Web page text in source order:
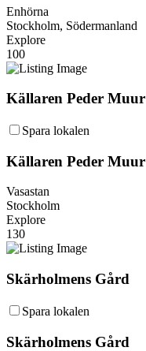
Enhörna
Stockholm, Södermanland
Explore
100
Källaren Peder Muur
Spara lokalen
Källaren Peder Muur
Vasastan
Stockholm
Explore
130
Skärholmens Gård
Spara lokalen
Skärholmens Gård